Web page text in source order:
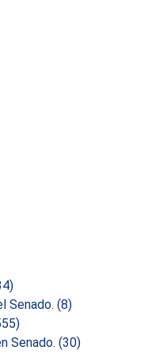
Senado. (8)
Senado. (30)